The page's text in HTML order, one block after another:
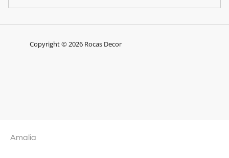
Copyright © 2026 Rocas Decor
Amalia